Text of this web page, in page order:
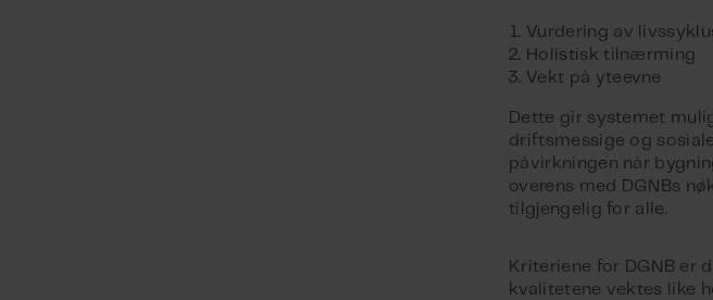
Vurdering av
Holistisk tilnærming
Vekt på yteevne
Dette gir systemet
driftsmessige og
påvirkningen når
overens med DGNBs
tilgjengelig for alle.
Kriteriene for DGNB er
kvalitetene vektes like